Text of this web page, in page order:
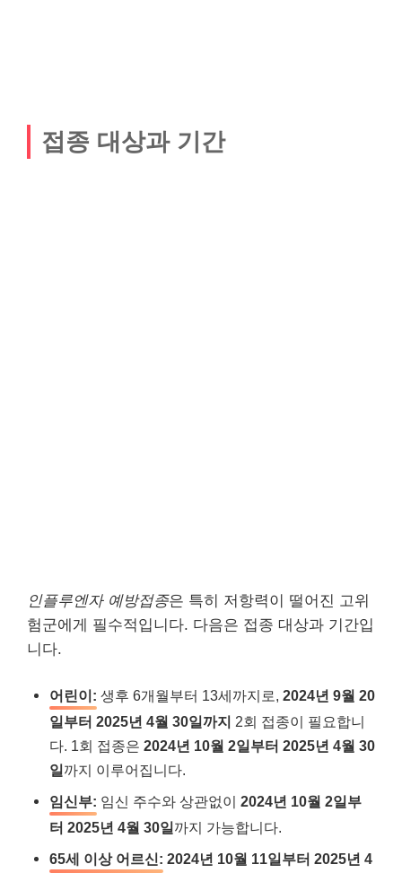
접종 대상과 기간
인플루엔자 예방접종은 특히 저항력이 떨어진 고위
험군에게 필수적입니다. 다음은 접종 대상과 기간입
니다.
어린이: 생후 6개월부터 13세까지로, 2024년 9월 20
일부터 2025년 4월 30일까지 2회 접종이 필요합니
다. 1회 접종은 2024년 10월 2일부터 2025년 4월 30
일까지 이루어집니다.
임신부: 임신 주수와 상관없이 2024년 10월 2일부
터 2025년 4월 30일까지 가능합니다.
65세 이상 어르신: 2024년 10월 11일부터 2025년 4